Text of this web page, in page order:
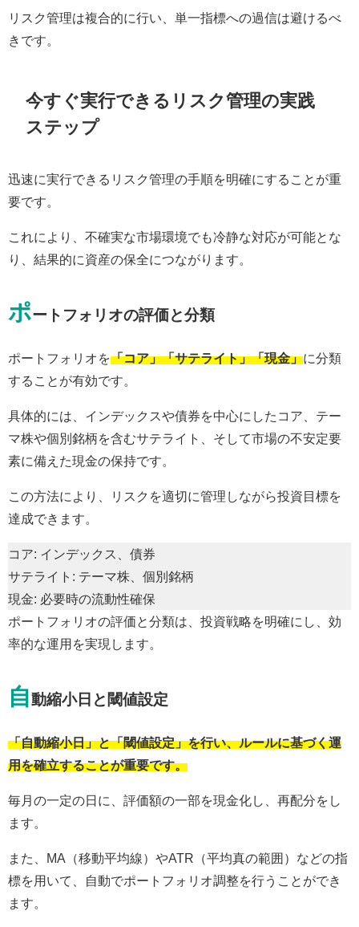
リスク管理は複合的に行い、単一指標への過信は避けるべ
きです。
今すぐ実行できるリスク管理の実践
ステップ
迅速に実行できるリスク管理の手順を明確にすることが重
要です。
これにより、不確実な市場環境でも冷静な対応が可能とな
り、結果的に資産の保全につながります。
ポートフォリオの評価と分類
ポートフォリオを「コア」「サテライト」「現金」に分類
することが有効です。
具体的には、インデックスや債券を中心にしたコア、テー
マ株や個別銘柄を含むサテライト、そして市場の不安定要
素に備えた現金の保持です。
この方法により、リスクを適切に管理しながら投資目標を
達成できます。
コア: インデックス、債券
サテライト: テーマ株、個別銘柄
現金: 必要時の流動性確保
ポートフォリオの評価と分類は、投資戦略を明確にし、効
率的な運用を実現します。
自動縮小日と閾値設定
「自動縮小日」と「閾値設定」を行い、ルールに基づく運
用を確立することが重要です。
毎月の一定の日に、評価額の一部を現金化し、再配分をし
ます。
また、MA（移動平均線）やATR（平均真の範囲）などの指
標を用いて、自動でポートフォリオ調整を行うことができ
ます。